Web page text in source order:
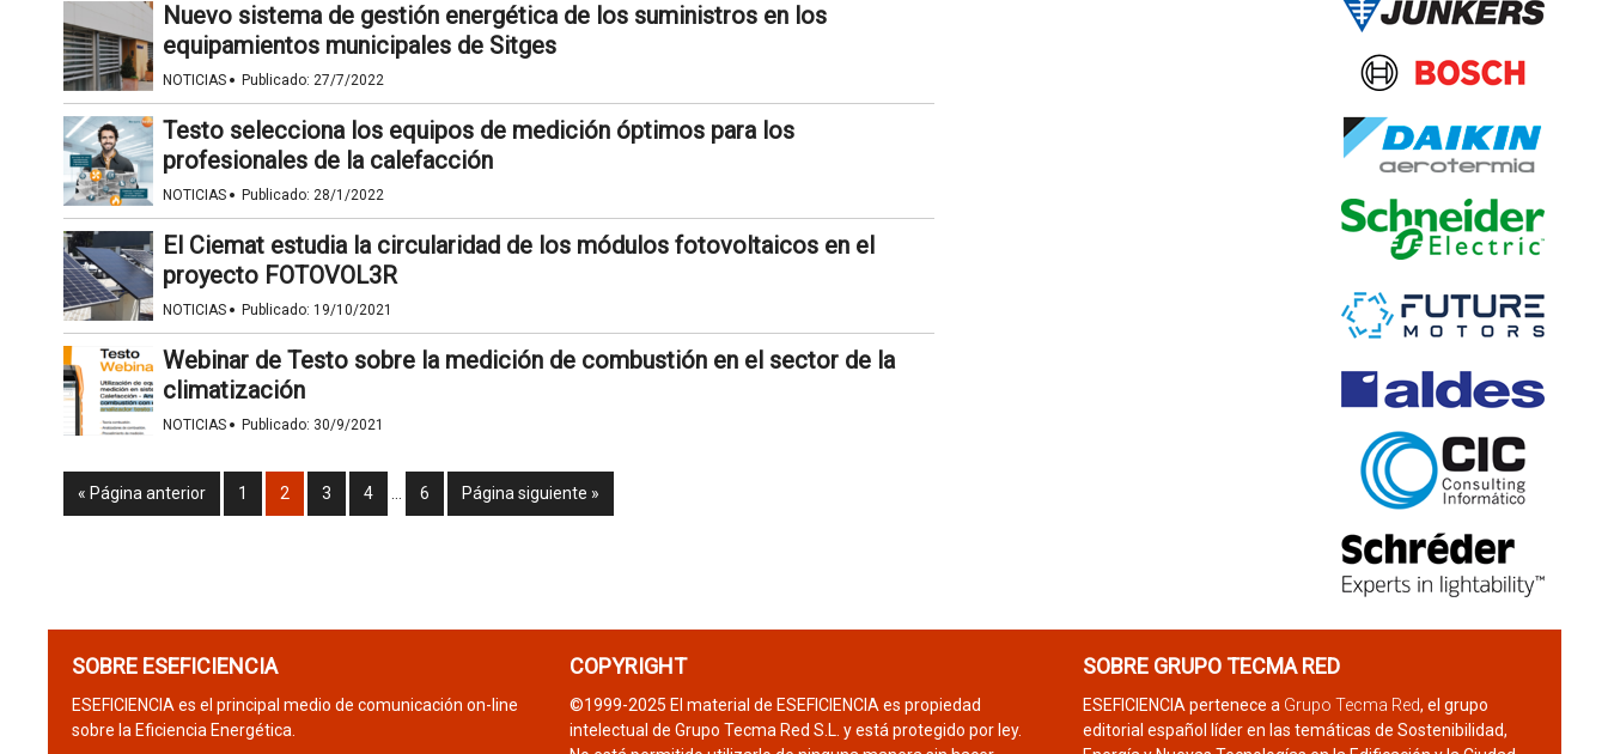
Nuevo sistema de gestión energética de los suministros en los
equipamientos municipales de Sitges
NOTICIAS · Publicado: 27/7/2022
Testo selecciona los equipos de medición óptimos para los
profesionales de la calefacción
NOTICIAS · Publicado: 28/1/2022
El Ciemat estudia la circularidad de los módulos fotovoltaicos en el
proyecto FOTOVOL3R
NOTICIAS · Publicado: 19/10/2021
Webinar de Testo sobre la medición de combustión en el sector de la
climatización
NOTICIAS · Publicado: 30/9/2021
« Página anterior 1 2 3 4 6 Página siguiente »
SOBRE ESEFICIENCIA
ESEFICIENCIA es el principal medio de comunicación on-line
sobre la Eficiencia Energética.
COPYRIGHT
©1999-2025 El material de ESEFICIENCIA es propiedad
intelectual de Grupo Tecma Red S.L. y está protegido por ley.
SOBRE GRUPO TECMA RED
ESEFICIENCIA pertenece a Grupo Tecma Red, el grupo
editorial español líder en las temáticas de Sostenibilidad,